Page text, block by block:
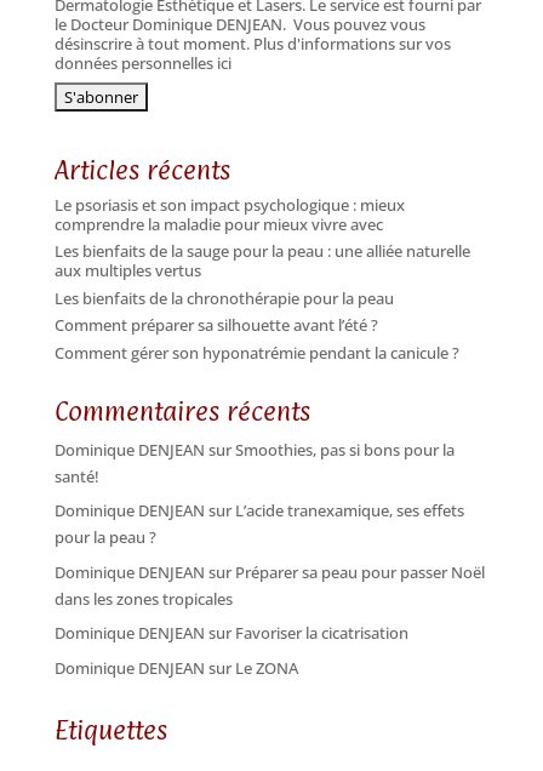
Dermatologie Esthétique et Lasers. Le service est fourni par
le Docteur Dominique DENJEAN. Vous pouvez vous
désinscrire à tout moment. Plus d'informations sur vos
données personnelles ici
Articles récents
Le psoriasis et son impact psychologique : mieux
comprendre la maladie pour mieux vivre avec
Les bienfaits de la sauge pour la peau : une alliée naturelle
aux multiples vertus
Les bienfaits de la chronothérapie pour la peau
Comment préparer sa silhouette avant l’été ?
Comment gérer son hyponatrémie pendant la canicule ?
Commentaires récents
Dominique DENJEAN surSmoothies, pas si bons pour la
santé!
Dominique DENJEAN surL’acide tranexamique, ses effets
pour la peau ?
Dominique DENJEAN surPréparer sa peau pour passer Noël
dans les zones tropicales
Dominique DENJEAN surFavoriser la cicatrisation
Dominique DENJEAN surLe ZONA
Etiquettes